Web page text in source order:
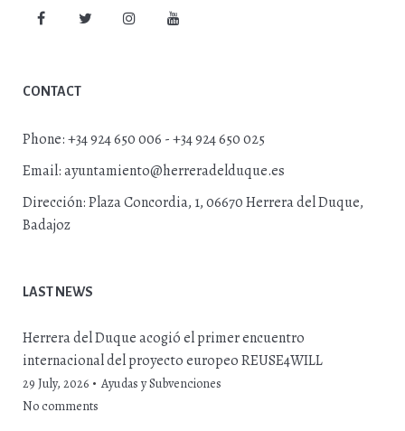
CONTACT
Phone:+34 924 650 006 - +34 924 650 025
Email:ayuntamiento@herreradelduque.es
Dirección:Plaza Concordia, 1, 06670 Herrera del Duque,
Badajoz
LAST NEWS
Herrera del Duque acogió el primer encuentro
internacional del proyecto europeo REUSE4WILL
29 July, 2026
Ayudas y Subvenciones
No comments